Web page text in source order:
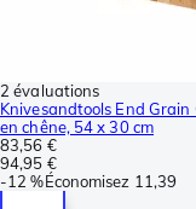
2 évaluations
Knivesandtools End
en chêne, 54 x 30 cm
83,56 €
94,95 €
-12 %Économisez 11,39